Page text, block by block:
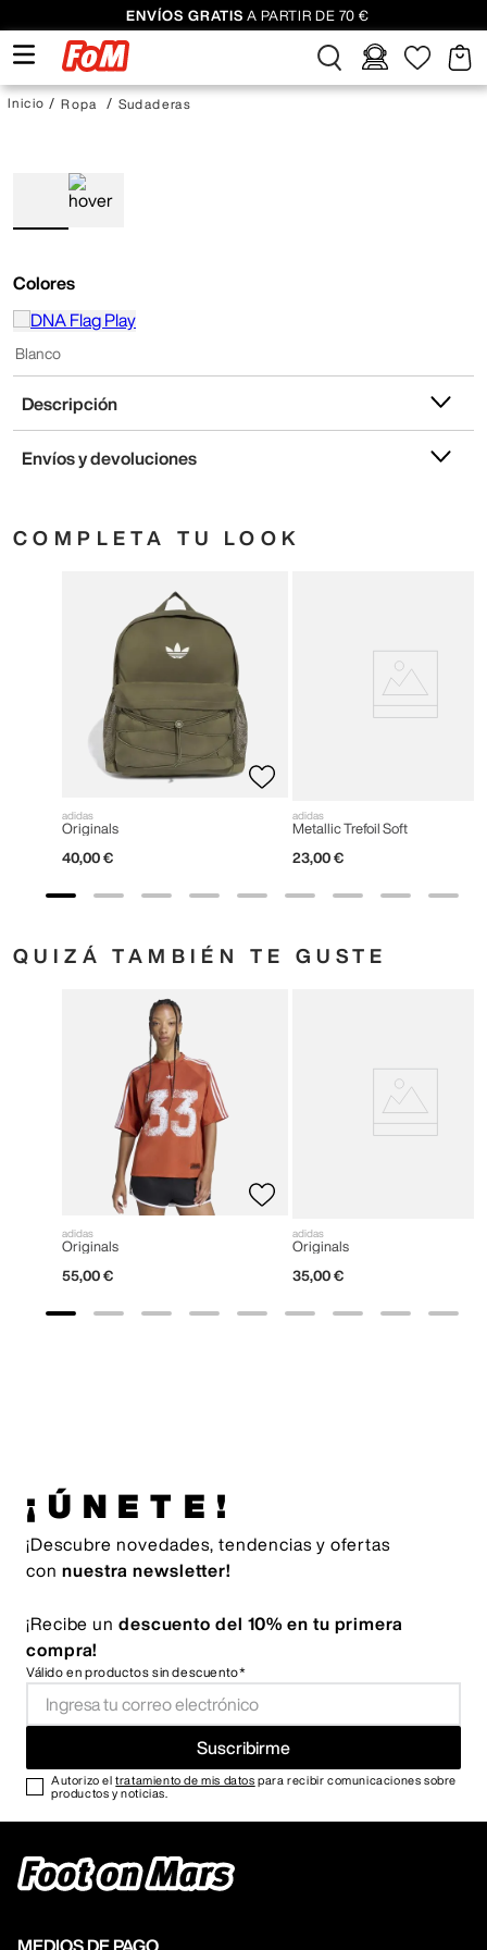
ENVÍOS GRATIS A PARTIR DE 70 €
Ropa Sudaderas
Colores
Blanco
Descripción
Envíos y devoluciones
COMPLETA TU LOOK
adidas
Originals
40,00 €
adidas
Metallic Trefoil Soft
23,00 €
QUIZÁ TAMBIÉN TE GUSTE
adidas
Originals
55,00 €
adidas
Originals
35,00 €
¡ÚNETE!
¡Descubre novedades, tendencias y ofertas
con nuestra newsletter!
¡Recibe un descuento del 10% en tu primera
compra!
Válido en productos sin descuento*
Suscribirme
Autorizo eltratamiento de mis datos para recibir comunicaciones sobre
productos y noticias.
MEDIOS DE PAGO